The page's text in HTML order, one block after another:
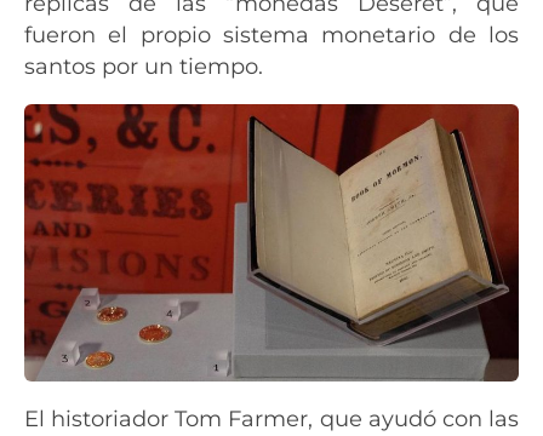
fueron el propio sistema monetario de los
santos por un tiempo.
El historiador Tom Farmer, que ayudó con las